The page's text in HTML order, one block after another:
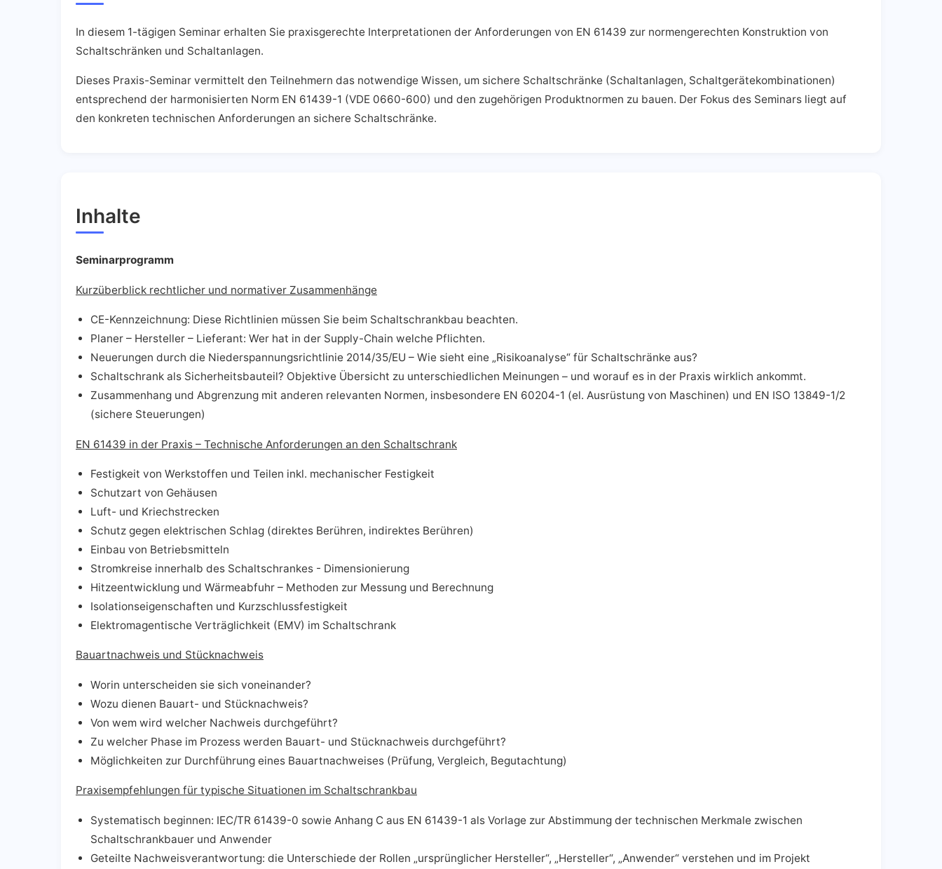
In diesem 1-tägigen Seminar erhalten Sie praxisgerechte Interpretationen der Anforderungen von EN 61439 zur normengerechten Konstruktion von
Schaltschränken und Schaltanlagen.
Dieses Praxis-Seminar vermittelt den Teilnehmern das notwendige Wissen, um sichere Schaltschränke (Schaltanlagen, Schaltgerätekombinationen)
entsprechend der harmonisierten Norm EN 61439-1 (VDE 0660-600) und den zugehörigen Produktnormen zu bauen. Der Fokus des Seminars liegt auf
den konkreten technischen Anforderungen an sichere Schaltschränke.
Inhalte
Seminarprogramm
Kurzüberblick rechtlicher und normativer Zusammenhänge
CE-Kennzeichnung: Diese Richtlinien müssen Sie beim Schaltschrankbau beachten.
Planer – Hersteller – Lieferant: Wer hat in der Supply-Chain welche Pflichten.
Neuerungen durch die Niederspannungsrichtlinie 2014/35/EU – Wie sieht eine „Risikoanalyse“ für Schaltschränke aus?
Schaltschrank als Sicherheitsbauteil? Objektive Übersicht zu unterschiedlichen Meinungen – und worauf es in der Praxis wirklich ankommt.
Zusammenhang und Abgrenzung mit anderen relevanten Normen, insbesondere EN 60204-1 (el. Ausrüstung von Maschinen) und EN ISO 13849-1/2
(sichere Steuerungen)
EN 61439 in der Praxis – Technische Anforderungen an den Schaltschrank
Festigkeit von Werkstoffen und Teilen inkl. mechanischer Festigkeit
Schutzart von Gehäusen
Luft- und Kriechstrecken
Schutz gegen elektrischen Schlag (direktes Berühren, indirektes Berühren)
Einbau von Betriebsmitteln
Stromkreise innerhalb des Schaltschrankes - Dimensionierung
Hitzeentwicklung und Wärmeabfuhr – Methoden zur Messung und Berechnung
Isolationseigenschaften und Kurzschlussfestigkeit
Elektromagentische Verträglichkeit (EMV) im Schaltschrank
Bauartnachweis und Stücknachweis
Worin unterscheiden sie sich voneinander?
Wozu dienen Bauart- und Stücknachweis?
Von wem wird welcher Nachweis durchgeführt?
Zu welcher Phase im Prozess werden Bauart- und Stücknachweis durchgeführt?
Möglichkeiten zur Durchführung eines Bauartnachweises (Prüfung, Vergleich, Begutachtung)
Praxisempfehlungen für typische Situationen im Schaltschrankbau
Systematisch beginnen: IEC/TR 61439-0 sowie Anhang C aus EN 61439-1 als Vorlage zur Abstimmung der technischen Merkmale zwischen
Schaltschrankbauer und Anwender
Geteilte Nachweisverantwortung: die Unterschiede der Rollen „ursprünglicher Hersteller“, „Hersteller“, „Anwender“ verstehen und im Projekt